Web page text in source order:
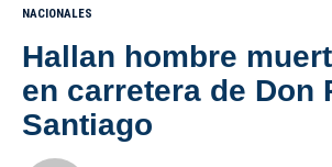
NACIONALES
Hallan hombre
en carretera de Don
Santiago